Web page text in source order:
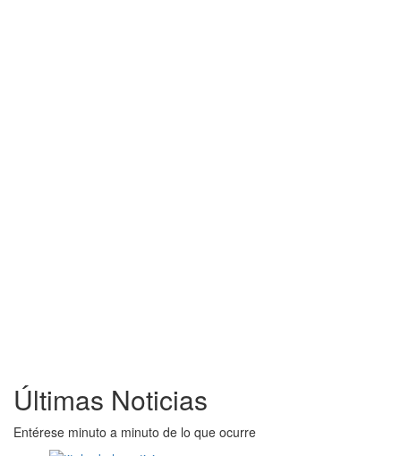
Últimas Noticias
Entérese minuto a minuto de lo que ocurre